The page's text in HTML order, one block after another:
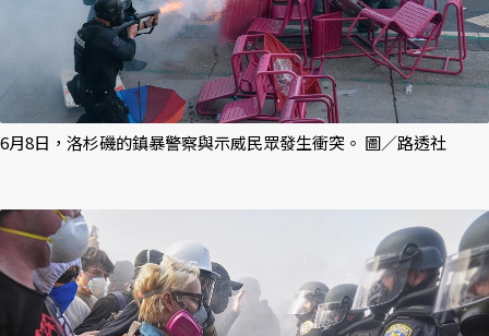
6月8日，洛杉磯的鎮暴警察與示威民眾發生衝突。 圖／路透社